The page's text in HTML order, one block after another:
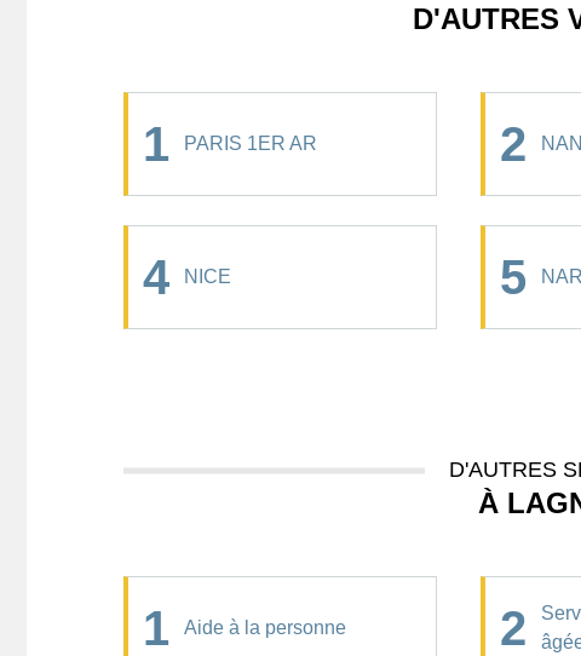
D'AUTRES
1 PARIS 1ER AR 2
4 NICE 5
D'AUTRES
À
1 Aide à la personne 2